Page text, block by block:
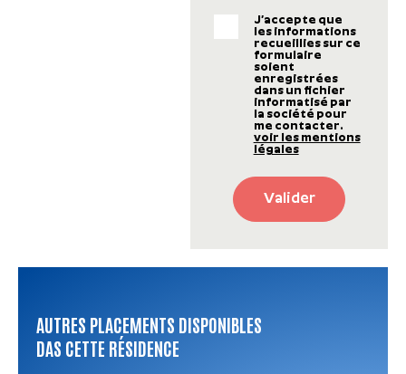
J’accepte que
les informations
recueillies sur ce
formulaire
soient
enregistrées
dans un fichier
informatisé par
la société pour
me contacter.
voir les mentions
légales
Valider
AUTRES PLACEMENTS DISPONIBLES
DAS CETTE RÉSIDENCE